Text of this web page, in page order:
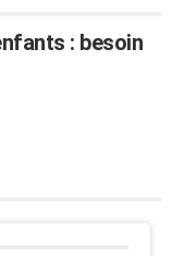
: besoin